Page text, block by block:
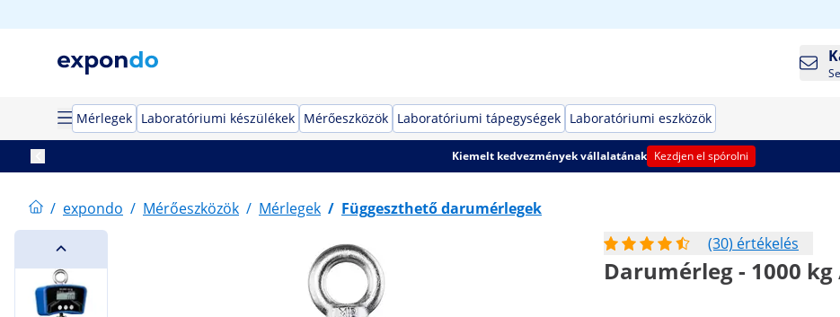
Mérlegek Laboratóriumi készülékek Mérőeszközök Laboratóriumi tápegységek Laboratóriumi eszközök
Kiemelt kedvezmények vállalatának Kezdjen el spórolni
/ expondo / Mérőeszközök / Mérlegek / Függeszthető darumérlegek
(30) értékelés
Darumérleg - 1000